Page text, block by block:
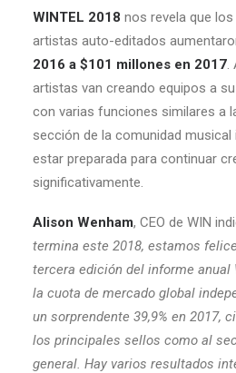
WINTEL 2018 nos revela que
artistas auto-editados
2016 a $101 millones en 2017.
artistas van creando equipos a
con varias funciones similares a
sección de la comunidad musical
estar preparada para continuar
significativamente.
Alison Wenham, CEO de WIN
termina este 2018, estamos
tercera edición del informe anual
la cuota de mercado global
un sorprendente 39,9% en 2017,
los principales sellos como al
general. Hay varios resultados